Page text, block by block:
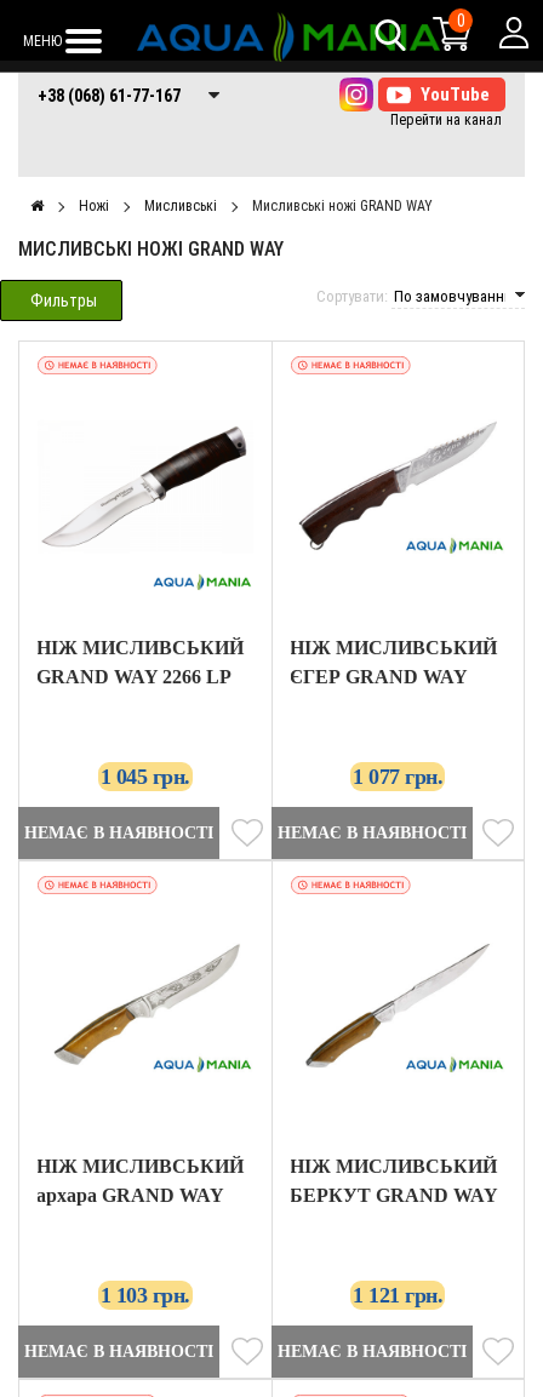
МЕНЮ
0
+38 (068) 61-77-
167
+38 (066) 61-77-+38 (073) 61-77-
167
+38 (068) 61-77-167
Ножі Мисливські Мисливські ножі GRAND WAY
МИСЛИВСЬКІ НОЖІ GRAND WAY
Сортувати:
Фильтры
НІЖ МИСЛИВСЬКИЙ
GRAND WAY 2266 LP
1 045 грн.
НЕМАЄ В НАЯВНОСТІ
НІЖ МИСЛИВСЬКИЙ
ЄГЕР GRAND WAY
1 077 грн.
НЕМАЄ В НАЯВНОСТІ
НІЖ МИСЛИВСЬКИЙ
архара GRAND WAY
1 103 грн.
НЕМАЄ В НАЯВНОСТІ
НІЖ МИСЛИВСЬКИЙ
БЕРКУТ GRAND WAY
1 121 грн.
НЕМАЄ В НАЯВНОСТІ